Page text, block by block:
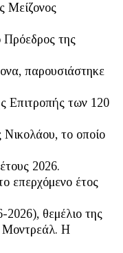
Μείζονος
Πρόεδρος της
παρουσιάστηκε
Επιτροπής των 120
Νικολάου, το οποίο
2026.
επερχόμενο έτος
θεμέλιο της
Μοντρεάλ. Η